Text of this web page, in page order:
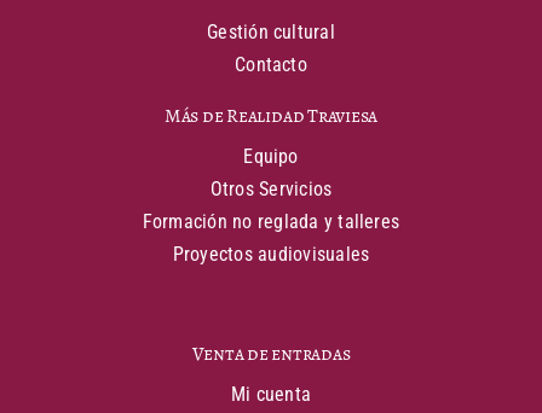
Gestión cultural
Contacto
Más de Realidad Traviesa
Equipo
Otros Servicios
Formación no reglada y talleres
Proyectos audiovisuales
Venta de entradas
Mi cuenta